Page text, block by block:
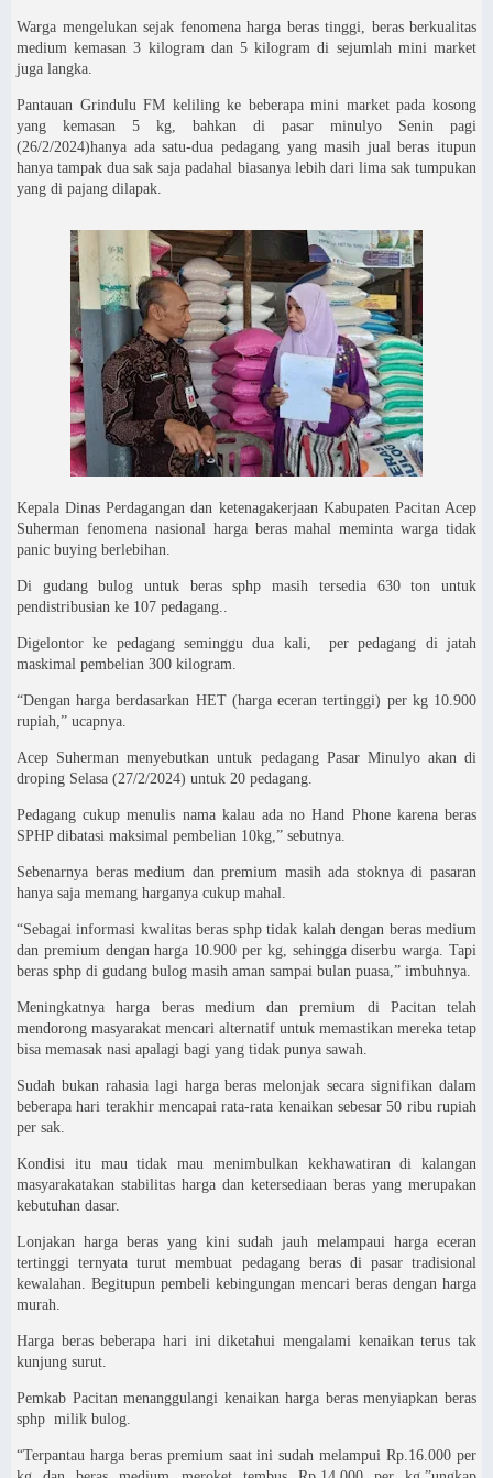
Warga mengelukan sejak fenomena harga beras tinggi, beras berkualitas
medium kemasan 3 kilogram dan 5 kilogram di sejumlah mini market
juga langka.
Pantauan Grindulu FM keliling ke beberapa mini market pada kosong
yang kemasan 5 kg, bahkan di pasar minulyo Senin pagi
(26/2/2024)hanya ada satu-dua pedagang yang masih jual beras itupun
hanya tampak dua sak saja padahal biasanya lebih dari lima sak tumpukan
yang di pajang dilapak.
Kepala Dinas Perdagangan dan ketenagakerjaan Kabupaten Pacitan Acep
Suherman fenomena nasional harga beras mahal meminta warga tidak
panic buying berlebihan.
Di gudang bulog untuk beras sphp masih tersedia 630 ton untuk
pendistribusian ke 107 pedagang..
Digelontor ke pedagang seminggu dua kali, per pedagang di jatah
maskimal pembelian 300 kilogram.
“Dengan harga berdasarkan HET (harga eceran tertinggi) per kg 10.900
rupiah,” ucapnya.
Acep Suherman menyebutkan untuk pedagang Pasar Minulyo akan di
droping Selasa (27/2/2024) untuk 20 pedagang.
Pedagang cukup menulis nama kalau ada no Hand Phone karena beras
SPHP dibatasi maksimal pembelian 10kg,” sebutnya.
Sebenarnya beras medium dan premium masih ada stoknya di pasaran
hanya saja memang harganya cukup mahal.
“Sebagai informasi kwalitas beras sphp tidak kalah dengan beras medium
dan premium dengan harga 10.900 per kg, sehingga diserbu warga. Tapi
beras sphp di gudang bulog masih aman sampai bulan puasa,” imbuhnya.
Meningkatnya harga beras medium dan premium di Pacitan telah
mendorong masyarakat mencari alternatif untuk memastikan mereka tetap
bisa memasak nasi apalagi bagi yang tidak punya sawah.
Sudah bukan rahasia lagi harga beras melonjak secara signifikan dalam
beberapa hari terakhir mencapai rata-rata kenaikan sebesar 50 ribu rupiah
per sak.
Kondisi itu mau tidak mau menimbulkan kekhawatiran di kalangan
masyarakatakan stabilitas harga dan ketersediaan beras yang merupakan
kebutuhan dasar.
Lonjakan harga beras yang kini sudah jauh melampaui harga eceran
tertinggi ternyata turut membuat pedagang beras di pasar tradisional
kewalahan. Begitupun pembeli kebingungan mencari beras dengan harga
murah.
Harga beras beberapa hari ini diketahui mengalami kenaikan terus tak
kunjung surut.
Pemkab Pacitan menanggulangi kenaikan harga beras menyiapkan beras
sphp milik bulog.
“Terpantau harga beras premium saat ini sudah melampui Rp.16.000 per